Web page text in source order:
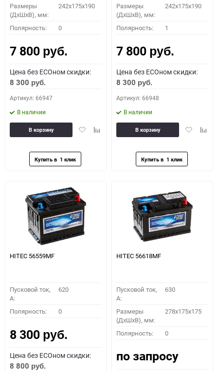
Размеры
(ДхШхВ), мм:
242x175x190
Полярность: 0
7 800 руб.
Цена без ECOном скидки:
8 300 руб.
Артикул: 66947
В наличии
ДобавитьДобавить
В корзину
Размеры
(ДхШхВ), мм:
242x175x190
Полярность: 1
7 800 руб.
Цена без ECOном скидки:
8 300 руб.
Артикул: 66948
В наличии
Добавить
В корзину
HITEC 56559MF
Пусковой ток,
A:
620
Полярность: 0
8 300 руб.
Цена без ECOном скидки:
8 800 руб.
HITEC 56618MF
Пусковой ток,
A:
630
Размеры
(ДхШхВ), мм:
278x175x175
Полярность: 0
по запросу